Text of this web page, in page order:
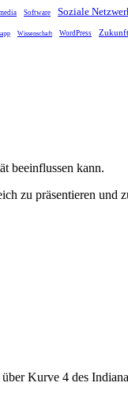
Software Soziale
Wissenschaft WordPress Zukunft
beeinflussen kann.
zu präsentieren und
Kurve 4 des